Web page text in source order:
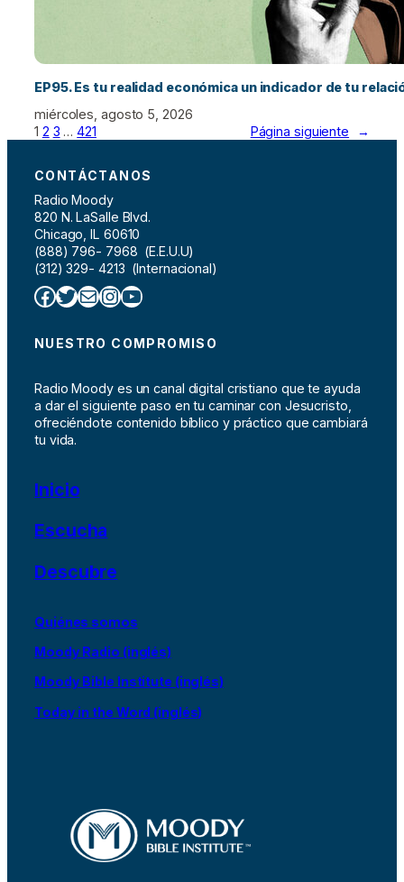
EP95. Es tu realidad económica un indicador de tu
miércoles, agosto 5, 2026
1 2 3 … 421 Página siguiente →
CONTÁCTANOS
Radio Moody
820 N. LaSalle Blvd.
Chicago, IL 60610
(888) 796- 7968 (E.E.U.U)
(312) 329- 4213 (Internacional)
Facebook Twitter Correo electrónico InstagramYouTube
NUESTRO COMPROMISO
Radio Moody es un canal digital cristiano que te ayuda
a dar el siguiente paso en tu caminar con Jesucristo,
ofreciéndote contenido bíblico y práctico que cambiará
tu vida.
Inicio
Escucha
Descubre
Quiénes somos
Moody Radio (inglés)
Moody Bible Institute (inglés)
Today in the Word (inglés)